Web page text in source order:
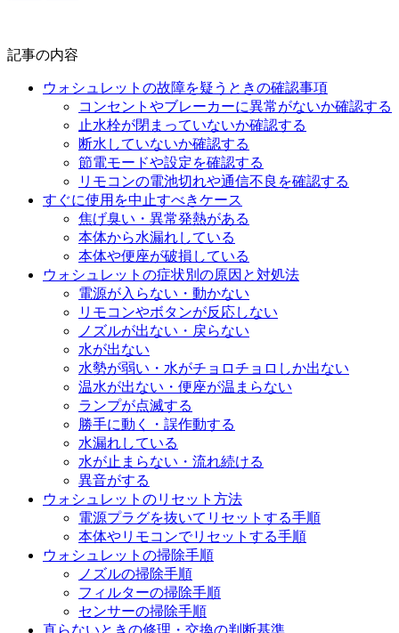
記事の内容
ウォシュレットの故障を疑うときの確認事項
コンセントやブレーカーに異常がないか確認する
止水栓が閉まっていないか確認する
断水していないか確認する
節電モードや設定を確認する
リモコンの電池切れや通信不良を確認する
すぐに使用を中止すべきケース
焦げ臭い・異常発熱がある
本体から水漏れしている
本体や便座が破損している
ウォシュレットの症状別の原因と対処法
電源が入らない・動かない
リモコンやボタンが反応しない
ノズルが出ない・戻らない
水が出ない
水勢が弱い・水がチョロチョロしか出ない
温水が出ない・便座が温まらない
ランプが点滅する
勝手に動く・誤作動する
水漏れしている
水が止まらない・流れ続ける
異音がする
ウォシュレットのリセット方法
電源プラグを抜いてリセットする手順
本体やリモコンでリセットする手順
ウォシュレットの掃除手順
ノズルの掃除手順
フィルターの掃除手順
センサーの掃除手順
直らないときの修理・交換の判断基準